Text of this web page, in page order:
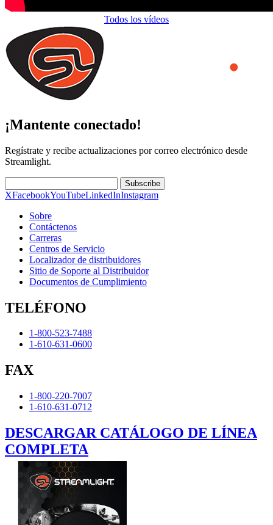
Todos los vídeos
¡Mantente conectado!
Regístrate y recibe actualizaciones por correo electrónico desde
Streamlight.
Subscribe
XFacebookYouTubeLinkedInInstagram
Sobre
Contáctenos
Carreras
Centros de Servicio
Localizador de distribuidores
Sitio de Soporte al Distribuidor
Documentos de Cumplimiento
TELÉFONO
1-800-523-7488
1-610-631-0600
FAX
1-800-220-7007
1-610-631-0712
DESCARGAR CATÁLOGO DE LÍNEA
COMPLETA